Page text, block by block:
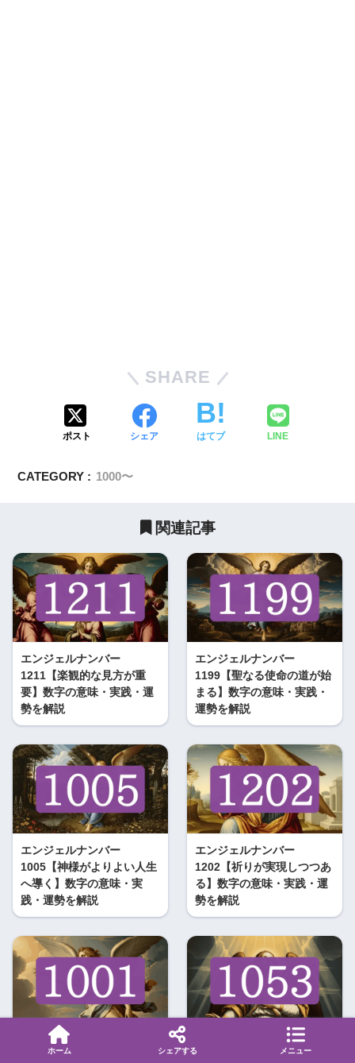
SHARE
ポスト シェア はてブ LINE
CATEGORY : 1000〜
関連記事
エンジェルナンバー
1211【楽観的な見方が重
要】数字の意味・実践・運
勢を解説
エンジェルナンバー
1199【聖なる使命の道が始
まる】数字の意味・実践・
運勢を解説
エンジェルナンバー
1005【神様がよりよい人生
へ導く】数字の意味・実
践・運勢を解説
エンジェルナンバー
1202【祈りが実現しつつあ
る】数字の意味・実践・運
勢を解説
エンジェルナンバー
1001【プラス思考が願いを
エンジェルナンバー
1053【天が変化を助ける】
ホーム シェアする メニュー